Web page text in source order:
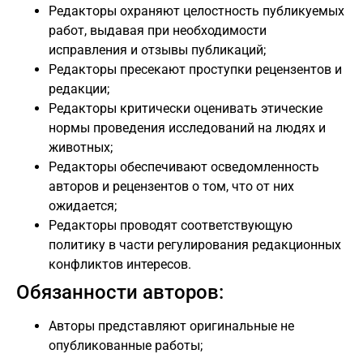
Редакторы охраняют целостность публикуемых
работ, выдавая при необходимости
исправления и отзывы публикаций;
Редакторы пресекают проступки рецензентов и
редакции;
Редакторы критически оценивать этические
нормы проведения исследований на людях и
животных;
Редакторы обеспечивают осведомленность
авторов и рецензентов о том, что от них
ожидается;
Редакторы проводят соответствующую
политику в части регулирования редакционных
конфликтов интересов.
Обязанности авторов:
Авторы представляют оригинальные не
опубликованные работы;